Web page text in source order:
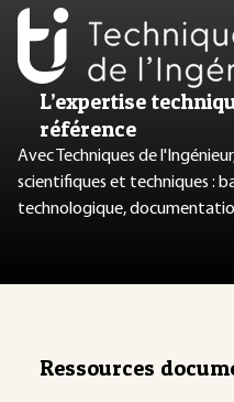
L’expertise
référence
Avec Techniques de
scientifiques et techniques :
technologique,
Ressources